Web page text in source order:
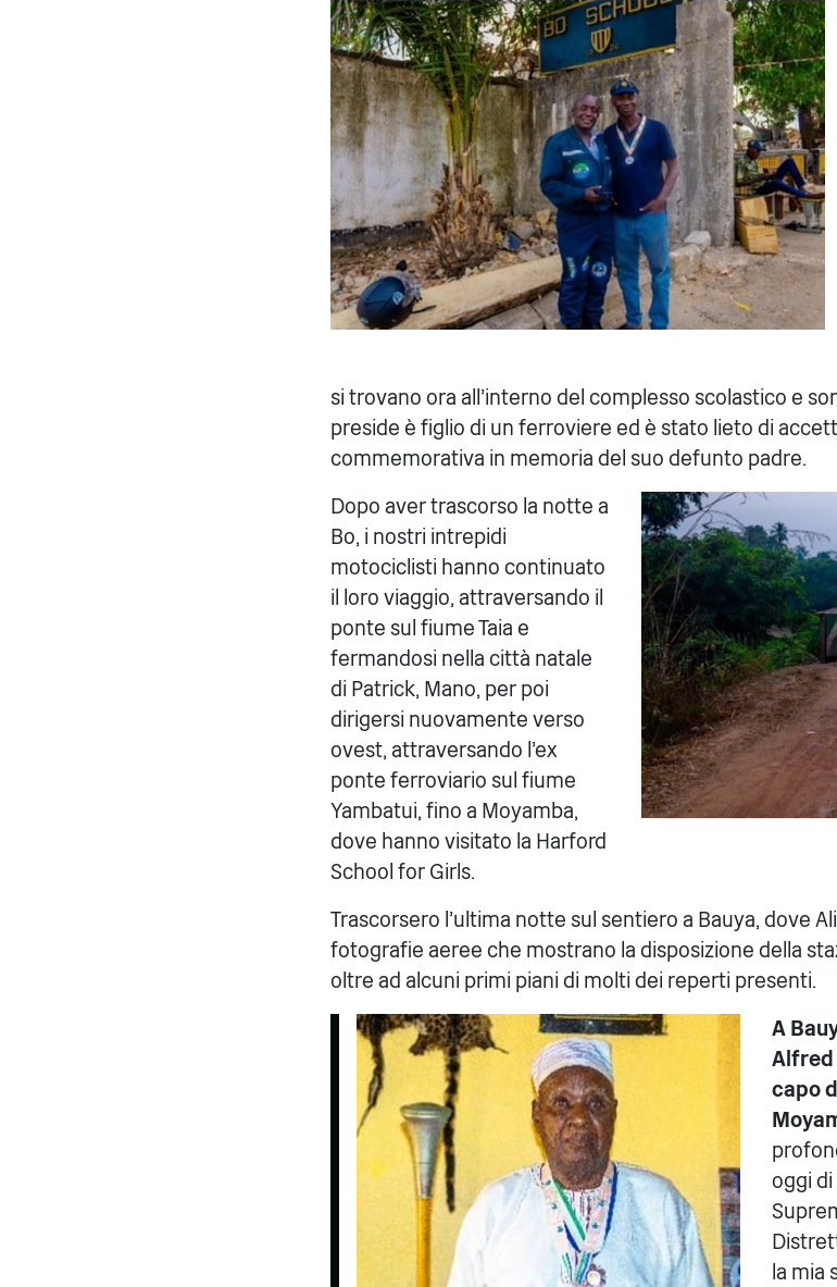
si trovano ora all'interno del complesso scolastico e
preside è figlio di un ferroviere ed è stato lieto di
commemorativa in memoria del suo defunto padre.
Dopo aver trascorso la notte a
Bo, i nostri intrepidi
motociclisti hanno continuato
il loro viaggio, attraversando il
ponte sul fiume Taia e
fermandosi nella città natale
di Patrick, Mano, per poi
dirigersi nuovamente verso
ovest, attraversando l'ex
ponte ferroviario sul fiume
Yambatui, fino a Moyamba,
dove hanno visitato la Harford
School for Girls.
Trascorsero l'ultima notte sul sentiero a Bauya, dove
fotografie aeree che mostrano la disposizione della
oltre ad alcuni primi piani di molti dei reperti presenti.
A
Alfred
capo
oggi
la mia